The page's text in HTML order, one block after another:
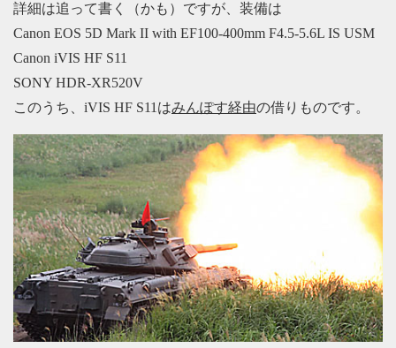
詳細は追って書く（かも）ですが、装備は
Canon EOS 5D Mark II with EF100-400mm F4.5-5.6L IS USM
Canon iVIS HF S11
SONY HDR-XR520V
このうち、iVIS HF S11はみんぽす経由の借りものです。